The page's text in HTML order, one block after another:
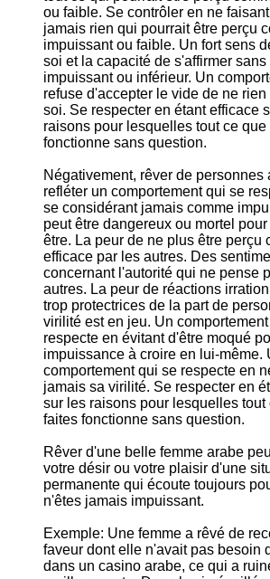
ou faible. Se contrôler en ne
jamais rien qui pourrait être perçu
impuissant ou faible. Un fort sens
soi et la capacité de s'affirmer sans
impuissant ou inférieur. Un
refuse d'accepter le vide de ne
soi. Se respecter en étant efficace
raisons pour lesquelles tout ce
fonctionne sans question.
Négativement, rêver de personnes
refléter un comportement qui se
se considérant jamais comme
peut être dangereux ou mortel
être. La peur de ne plus être perçu
efficace par les autres. Des
concernant l'autorité qui ne pense
autres. La peur de réactions
trop protectrices de la part de
virilité est en jeu. Un
respecte en évitant d'être moqué
impuissance à croire en lui-même.
comportement qui se respecte en
jamais sa virilité. Se respecter en
sur les raisons pour lesquelles tout
faites fonctionne sans question.
Rêver d'une belle femme arabe
votre désir ou votre plaisir d'une
permanente qui écoute toujours
n'êtes jamais impuissant.
Exemple: Une femme a rêvé de
faveur dont elle n'avait pas besoin
dans un casino arabe, ce qui a